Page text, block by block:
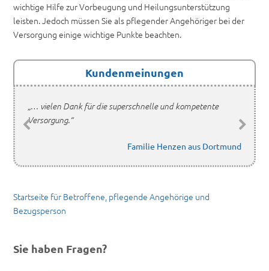
wichtige Hilfe zur Vorbeugung und Heilungsunterstützung
leisten. Jedoch müssen Sie als pflegender Angehöriger bei der
Versorgung einige wichtige Punkte beachten.
Kundenmeinungen
„… vielen Dank für die superschnelle und kompetente
Versorgung.“
Familie Henzen aus Dortmund
Startseite für Betroffene, pflegende Angehörige und
Bezugsperson
Sie haben Fragen?